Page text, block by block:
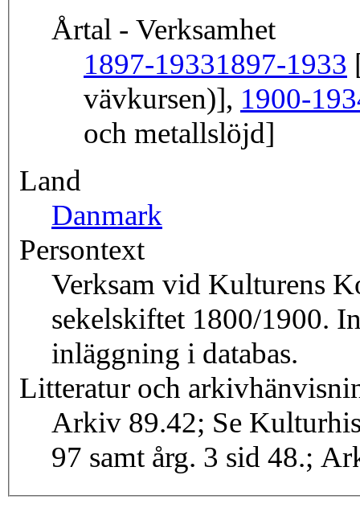
Årtal - Verksamhet
1897-19331897-1933
vävkursen)], 1900-
och metallslöjd]
Land
Danmark
Persontext
Verksam vid Kulturens
sekelskiftet 1800/1900.
inläggning i databas.
Litteratur och
Arkiv 89.42; Se
97 samt årg. 3 sid 48.;